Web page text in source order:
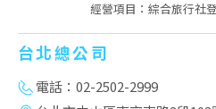
經營項目：綜合旅行社
台北總公司
電話：02-2502-2999